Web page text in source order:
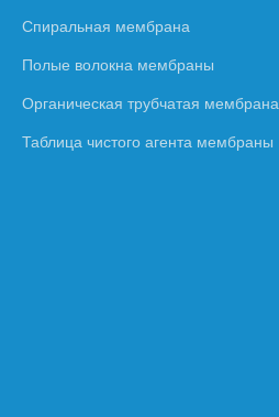
Спиральная мембрана
Полые волокна мембраны
Органическая трубчатая мембрана
Таблица чистого агента мембраны